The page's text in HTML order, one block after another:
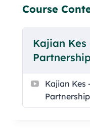
menghilang?
Dapatkan siri
tentang
kekurangan
perkongsian
Course
Kajian Kes
Partnership
Kajian Kes
Partnership